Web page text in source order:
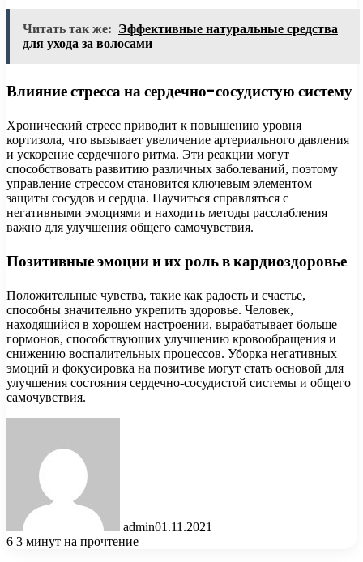
Читать так же: Эффективные натуральные средства
для ухода за волосами
Влияние стресса на сердечно-сосудистую систему
Хронический стресс приводит к повышению уровня
кортизола, что вызывает увеличение артериального давления
и ускорение сердечного ритма. Эти реакции могут
способствовать развитию различных заболеваний, поэтому
управление стрессом становится ключевым элементом
защиты сосудов и сердца. Научиться справляться с
негативными эмоциями и находить методы расслабления
важно для улучшения общего самочувствия.
Позитивные эмоции и их роль в кардиоздоровье
Положительные чувства, такие как радость и счастье,
способны значительно укрепить здоровье. Человек,
находящийся в хорошем настроении, вырабатывает больше
гормонов, способствующих улучшению кровообращения и
снижению воспалительных процессов. Уборка негативных
эмоций и фокусировка на позитиве могут стать основой для
улучшения состояния сердечно-сосудистой системы и общего
самочувствия.
admin01.11.2021
6 3 минут на прочтение